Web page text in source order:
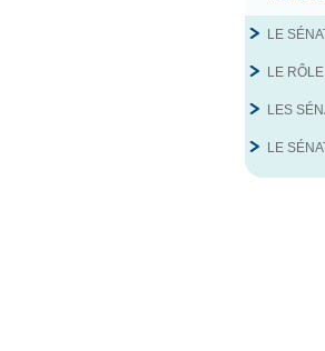
LE
LE
LES
LE